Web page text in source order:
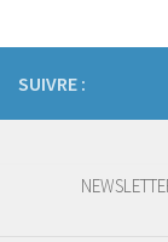
SUIVRE :